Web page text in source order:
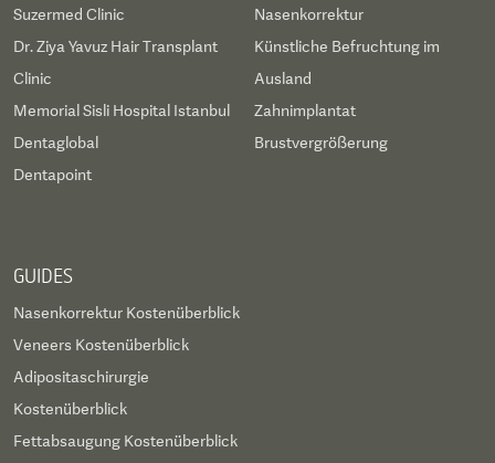
Suzermed Clinic
Dr. Ziya Yavuz Hair Transplant
Clinic
Memorial Sisli Hospital Istanbul
Dentaglobal
Dentapoint
Nasenkorrektur
Künstliche Befruchtung im
Ausland
Zahnimplantat
Brustvergrößerung
GUIDES
Nasenkorrektur Kostenüberblick
Veneers Kostenüberblick
Adipositaschirurgie
Kostenüberblick
Fettabsaugung Kostenüberblick